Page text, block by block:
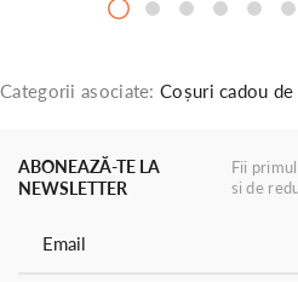
Categorii asociate:Coșuri cadou de
ABONEAZĂ-TE LA
NEWSLETTER
Fii
si de